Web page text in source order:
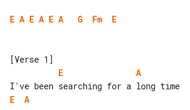
E A E A E A G Fm E
E
A
E
A